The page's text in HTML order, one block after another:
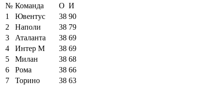
№ Команда О И
1
Ювентус 38 90
2
Наполи 38 79
3
Аталанта 38 69
4
Интер М 38 69
5
Милан 38 68
6
Рома 38 66
7
Торино 38 63